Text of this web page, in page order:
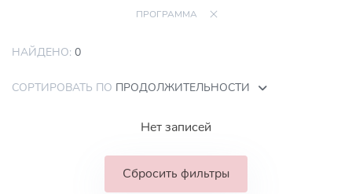
ПРОГРАММА
НАЙДЕНО: 0
СОРТИРОВАТЬ ПО ПРОДОЛЖИТЕЛЬНОСТИ
Нет записей
Сбросить фильтры